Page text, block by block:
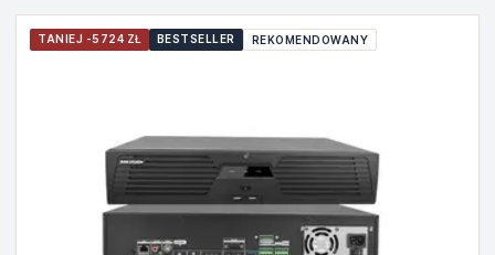
TANIEJ -5724 ZŁ BESTSELLER REKOMENDOWANY